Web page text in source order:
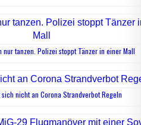
nur tanzen. Polizei stoppt Tänzer in einer Mall
nicht an Corona Strandverbot Regeln